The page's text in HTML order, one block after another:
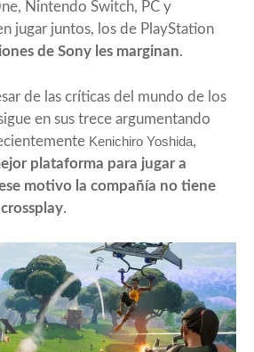
Nintendo Switch, PC y
jugar juntos, los de PlayStation
de Sony les marginan.
de las críticas del mundo de los
en sus trece argumentando
Kenichiro Yoshida,
plataforma para jugar a
motivo la compañía no tiene
.